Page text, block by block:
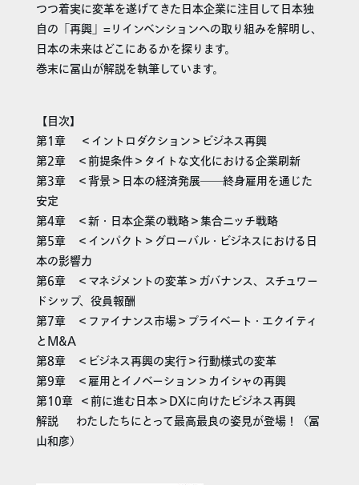
つつ着実に変革を遂げてきた日本企業に注目して日本独
自の「再興」=リインベンションへの取り組みを解明し、
日本の未来はどこにあるかを探ります。
巻末に冨山が解説を執筆しています。
【目次】
第1章 ＜イントロダクション＞ビジネス再興
第2章 ＜前提条件＞タイトな文化における企業刷新
第3章 ＜背景＞日本の経済発展――終身雇用を通じた
安定
第4章 ＜新・日本企業の戦略＞集合ニッチ戦略
第5章 ＜インパクト＞グローバル・ビジネスにおける日
本の影響力
第6章 ＜マネジメントの変革＞ガバナンス、スチュワー
ドシップ、役員報酬
第7章 ＜ファイナンス市場＞プライベート・エクイティ
とM&A
第8章 ＜ビジネス再興の実行＞行動様式の変革
第9章 ＜雇用とイノベーション＞カイシャの再興
第10章 ＜前に進む日本＞DXに向けたビジネス再興
解説 わたしたちにとって最高最良の姿見が登場！（冨
山和彦）